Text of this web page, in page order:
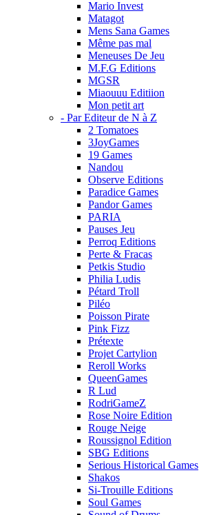
Mario Invest
Matagot
Mens Sana Games
Même pas mal
Meneuses De Jeu
M.F.G Editions
MGSR
Miaouuu Editiion
Mon petit art
- Par Editeur de N à Z
2 Tomatoes
3JoyGames
19 Games
Nandou
Observe Editions
Paradice Games
Pandor Games
PARIA
Pauses Jeu
Perroq Editions
Perte & Fracas
Petkis Studio
Philia Ludis
Pétard Troll
Piléo
Poisson Pirate
Pink Fizz
Prétexte
Projet Cartylion
Reroll Works
QueenGames
R Lud
RodriGameZ
Rose Noire Edition
Rouge Neige
Roussignol Edition
SBG Editions
Serious Historical Games
Shakos
Si-Trouille Editions
Soul Games